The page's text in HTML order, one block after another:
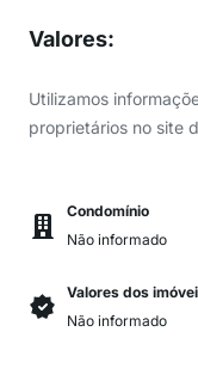
Valores:
Utilizamos
proprietários no site
Condomínio
Não informado
Valores dos
Não informado